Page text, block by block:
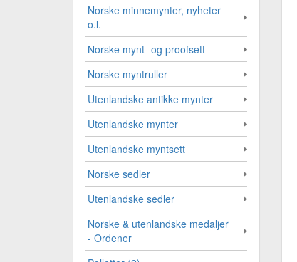
Norske minnemynter, nyheter
o.l.
Norske mynt- og proofsett
Norske myntruller
Utenlandske antikke mynter
Utenlandske mynter
Utenlandske myntsett
Norske sedler
Utenlandske sedler
Norske & utenlandske medaljer
- Ordener